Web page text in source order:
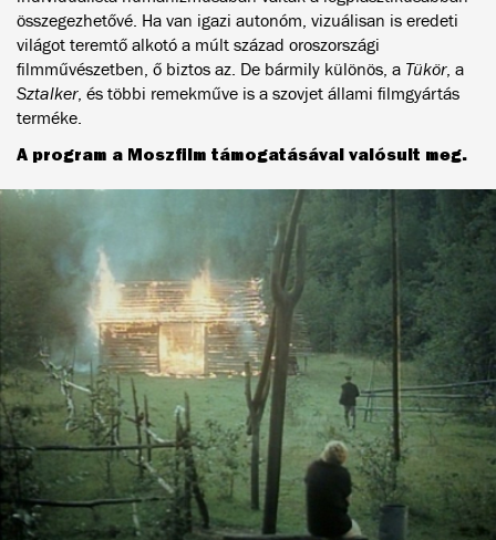
összegezhetővé. Ha van igazi autonóm, vizuálisan is eredeti
világot teremtő alkotó a múlt század oroszországi
filmművészetben, ő biztos az. De bármily különös, a Tükör, a
Sztalker, és többi remekműve is a szovjet állami filmgyártás
terméke.
A program a Moszfilm támogatásával valósult meg.